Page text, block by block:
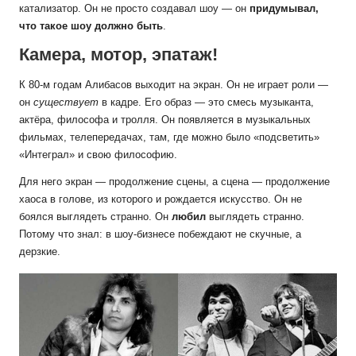
катализатор. Он не просто создавал шоу — он придумывал,
что такое шоу должно быть
Камера, мотор, эпатаж!
К 80-м годам Алибасов выходит на экран. Он не играет роли —
он существует в кадре. Его образ — это смесь музыканта,
актёра, философа и тролля. Он появляется в музыкальных
фильмах, телепередачах, там, где можно было «подсветить»
«Интеграл» и свою философию.
Для него экран — продолжение сцены, а сцена — продолжение
хаоса в голове, из которого и рождается искусство. Он не
боялся выглядеть странно. Он любил выглядеть странно.
Потому что знал: в шоу-бизнесе побеждают не скучные, а
дерзкие.